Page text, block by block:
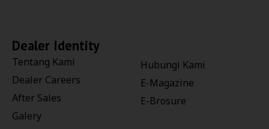
Dealer Identity
Tentang Kami
Dealer Careers
After Sales
Galery
Hubungi Kami
E-Magazine
E-Brosure